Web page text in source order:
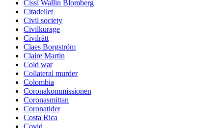
Cissi Wallin Blomberg
Citadellet
Civil society
Civilkurage
Civilrätt
Claes Borgström
Claire Martin
Cold war
Collateral murder
Colombia
Coronakommissionen
Coronasmittan
Coronatider
Costa Rica
Covid